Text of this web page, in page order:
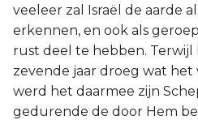
veeleer zal Israël de aarde
erkennen, en ook als
rust deel te hebben. Terwijl
zevende jaar droeg wat
werd het daarmee zijn
gedurende de door Hem